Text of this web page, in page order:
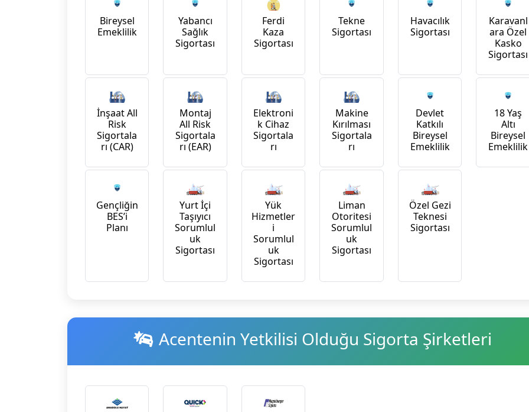
Bireysel
Emeklilik
Yabancı
Sağlık
Sigortası
Ferdi
Kaza
Sigortası
Tekne
Sigortası
Havacılık
Sigortası
Karavanl
ara Özel
Kasko
Sigortası
İnşaat All
Risk
Sigortala
rı (CAR)
Montaj
All Risk
Sigortala
rı (EAR)
Elektroni
k Cihaz
Sigortala
rı
Makine
Kırılması
Sigortala
rı
Devlet
Katkılı
Bireysel
Emeklilik
18 Yaş
Altı
Bireysel
Emeklilik
Gençliğin
BES’i
Planı
Yurt İçi
Taşıyıcı
Sorumlul
uk
Sigortası
Yük
Hizmetler
i
Sorumlul
uk
Sigortası
Liman
Otoritesi
Sorumlul
uk
Sigortası
Özel Gezi
Teknesi
Sigortası
Acentenin Yetkilisi Olduğu Sigorta Şirketleri